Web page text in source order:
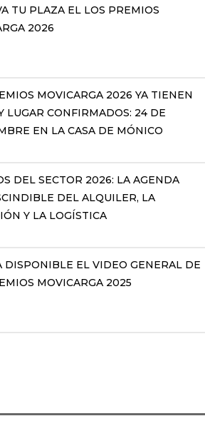
TU PLAZA EL LOS PREMIOS
2026
MOVICARGA 2026 YA TIENEN
LUGAR CONFIRMADOS: 24 DE
EN LA CASA DE MÓNICO
DEL SECTOR 2026: LA AGENDA
DEL ALQUILER, LA
Y LA LOGÍSTICA
DISPONIBLE EL VIDEO GENERAL DE
MOVICARGA 2025